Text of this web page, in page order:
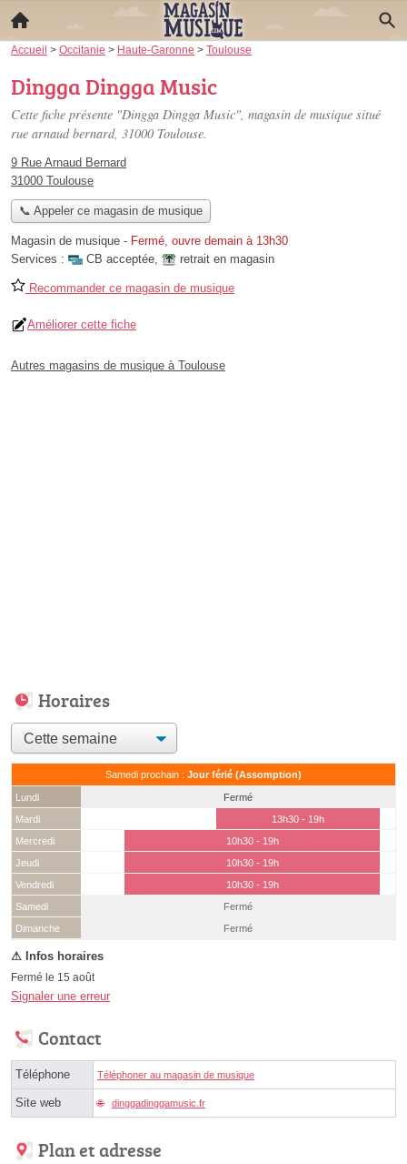
Accueil > Occitanie > Haute-Garonne > Toulouse
Dingga Dingga Music
Cette fiche présente "Dingga Dingga Music", magasin de musique situé
rue arnaud bernard, 31000 Toulouse.
9 Rue Arnaud Bernard
31000 Toulouse
📞 Appeler ce magasin de musique
Magasin de musique - Fermé, ouvre demain à 13h30
Services :
CB acceptée, retrait en magasin
Recommander ce magasin de musique
Améliorer cette fiche
Autres magasins de musique à Toulouse
Horaires
Samedi prochain : Jour férié (Assomption)
Lundi
Fermé
Mardi
13h30 - 19h
Mercredi
10h30 - 19h
Jeudi
10h30 - 19h
Vendredi
10h30 - 19h
Samedi
(15 août)
Fermé
Dimanche
Fermé
Fermé le 15 août
Signaler une erreur
Contact
Téléphone Téléphoner au magasin de musique
Site web dinggadinggamusic.fr
Plan et adresse